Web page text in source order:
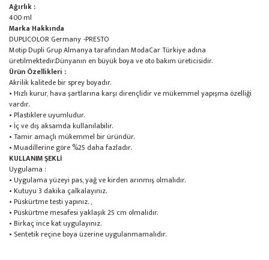
Ağırlık :
400 ml
Marka Hakkında
DUPLICOLOR Germany -PRESTO
Motip Dupli Grup Almanya tarafından ModaCar Türkiye adına
üretilmektedir.Dünyanın en büyük boya ve oto bakım üreticisidir.
Ürün Özellikleri :
Akrilik kalitede bir sprey boyadır.
• Hızlı kurur, hava şartlarına karşı dirençlidir ve mükemmel yapışma özelliği
vardır.
• Plastiklere uyumludur.
• İç ve dış aksamda kullanılabilir.
• Tamir amaçlı mükemmel bir üründür.
• Muadillerine göre %25 daha fazladır.
KULLANIM ŞEKLİ
Uygulama :
• Uygulama yüzeyi pas, yağ ve kirden arınmış olmalıdır.
• Kutuyu 3 dakika çalkalayınız.
• Püskürtme testi yapınız. ,
• Püskürtme mesafesi yaklaşık 25 cm olmalıdır.
• Birkaç ince kat uygulayınız.
• Sentetik reçine boya üzerine uygulanmamalıdır.